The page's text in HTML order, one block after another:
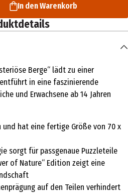
In den Warenkorb
Berge“ lädt zu einer
in eine faszinierende
und Erwachsene ab 14 Jahren
und hat eine fertige Größe von 70 x
sorgt für passgenaue Puzzleteile
of Nature“ Edition zeigt eine
auf den Teilen verhindert